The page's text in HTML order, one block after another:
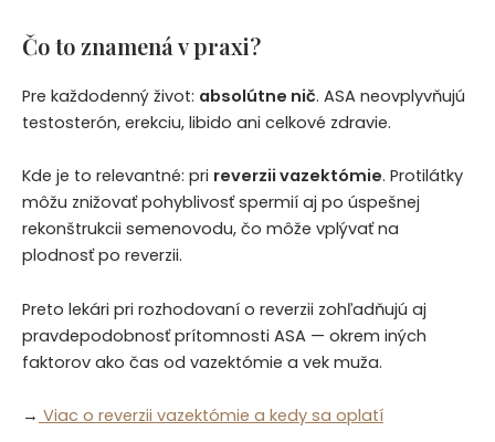
Čo to znamená v praxi?
Pre každodenný život: absolútne nič. ASA neovplyvňujú
testosterón, erekciu, libido ani celkové zdravie.
Kde je to relevantné: pri reverzii vazektómie. Protilátky
môžu znižovať pohyblivosť spermií aj po úspešnej
rekonštrukcii semenovodu, čo môže vplývať na
plodnosť po reverzii.
Preto lekári pri rozhodovaní o reverzii zohľadňujú aj
pravdepodobnosť prítomnosti ASA — okrem iných
faktorov ako čas od vazektómie a vek muža.
→ Viac o reverzii vazektómie a kedy sa oplatí